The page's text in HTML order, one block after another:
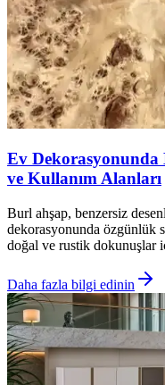
Ev Dekorasyonunda
ve Kullanım Alanları
Burl ahşap, benzersiz
dekorasyonunda özgünlük
doğal ve rustik dokunuşlar
Daha fazla bilgi edinin